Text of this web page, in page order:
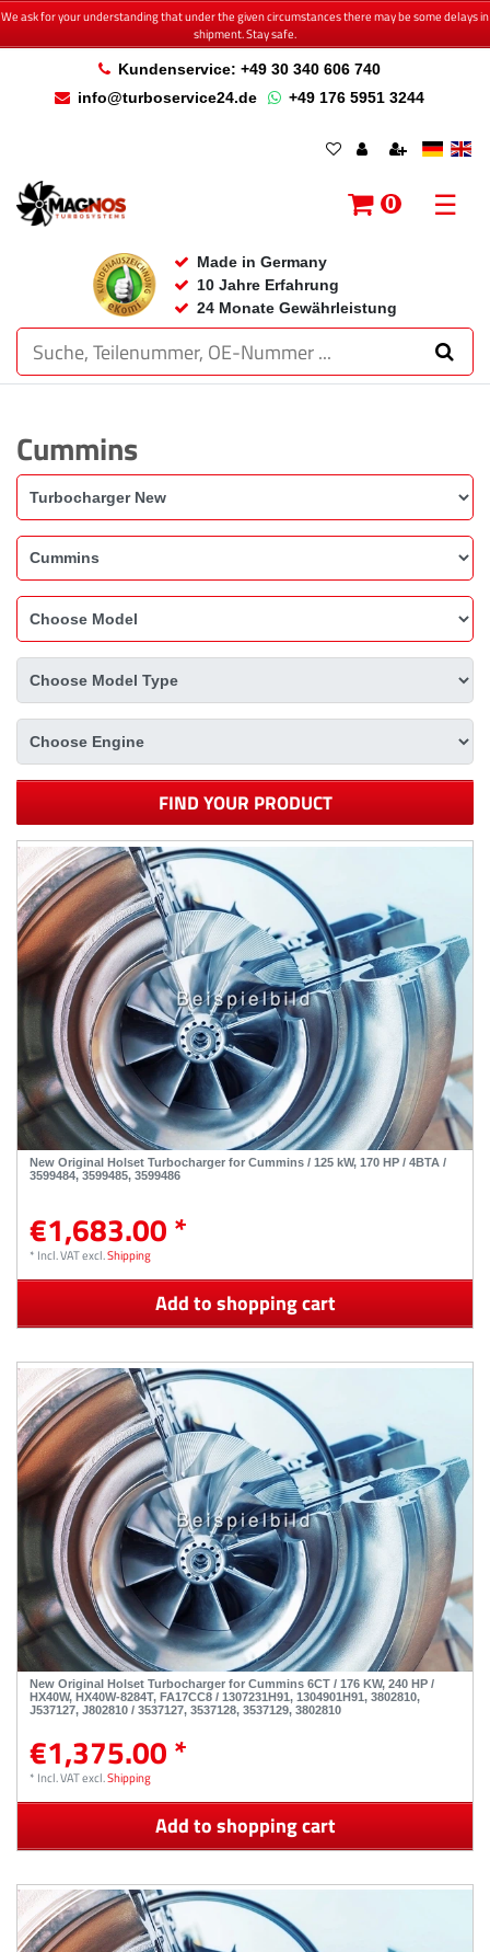
We ask for your understanding that under the given circumstances there may be some delays in
shipment. Stay safe.
Kundenservice: +49 30 340 606 740
info@turboservice24.de
+49 176 5951 3244
Made in Germany
10 Jahre Erfahrung
24 Monate Gewährleistung
0 ☰
Cummins
FIND YOUR PRODUCT
New Original Holset Turbocharger for Cummins / 125 kW, 170 HP / 4BTA /
3599484, 3599485, 3599486
€1,683.00 *
* Incl. VATexcl.Shipping
Add to shopping cart
New Original Holset Turbocharger for Cummins 6CT / 176 KW, 240 HP /
HX40W, HX40W-8284T, FA17CC8 / 1307231H91, 1304901H91, 3802810,
J537127, J802810 / 3537127, 3537128, 3537129, 3802810
€1,375.00 *
* Incl. VATexcl.Shipping
Add to shopping cart